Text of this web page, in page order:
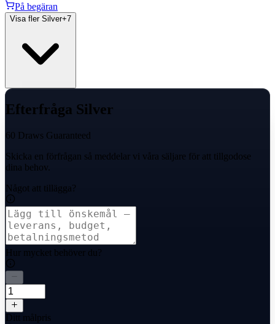
På begäran
Visa fler Silver+7
Efterfråga Silver
60 Draws Guaranteed
Skicka en förfrågan så meddelar vi våra säljare för att tillgodose
dina behov.
Något att tillägga?
Hur mycket behöver du?
Ditt målpris